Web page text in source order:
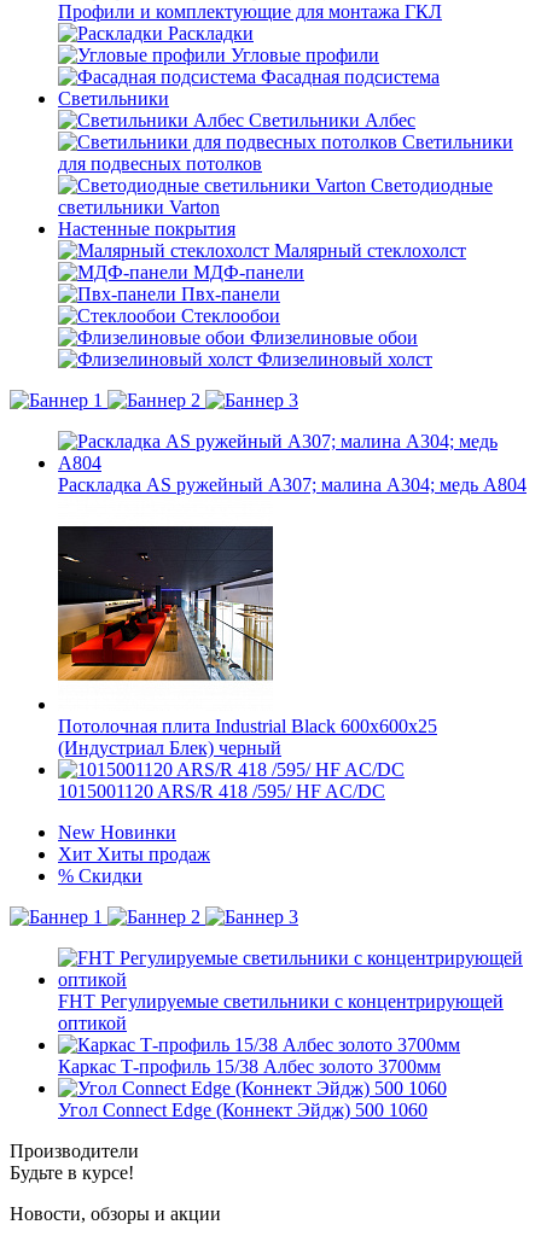
Профили и комплектующие для монтажа ГКЛ
Раскладки
Угловые профили
Фасадная подсистема
Светильники
Светильники Албес
Светильники
для подвесных потолков
Светодиодные
светильники Varton
Настенные покрытия
Малярный стеклохолст
МДФ-панели
Пвх-панели
Стеклообои
Флизелиновые обои
Флизелиновый холст
Раскладка AS ружейный А307; малина А304; медь А804
Потолочная плита Industrial Black 600x600x25
(Индустриал Блек) черный
1015001120 ARS/R 418 /595/ HF AC/DC
New Новинки
Хит Хиты продаж
% Скидки
FHT Регулируемые светильники с концентрирующей
оптикой
Каркас Т-профиль 15/38 Албес золото 3700мм
Угол Connect Edge (Коннект Эйдж) 500 1060
Производители
Будьте в курсе!
Новости, обзоры и акции